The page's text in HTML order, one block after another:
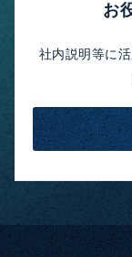
お
社内説明等に